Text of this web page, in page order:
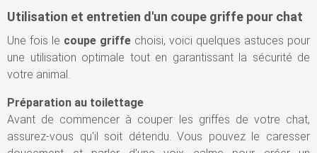
Utilisation et entretien d'un coupe griffe pour chat
Une fois le coupe griffe choisi, voici quelques astuces pour
une utilisation optimale tout en garantissant la sécurité de
votre animal.
Préparation au toilettage
Avant de commencer à couper les griffes de votre chat,
assurez-vous qu'il soit détendu. Vous pouvez le caresser